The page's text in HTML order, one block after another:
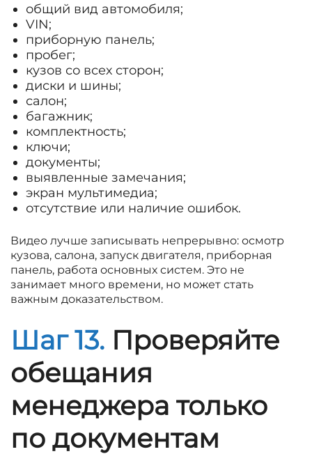
общий вид автомобиля;
VIN;
приборную панель;
пробег;
кузов со всех сторон;
диски и шины;
салон;
багажник;
комплектность;
ключи;
документы;
выявленные замечания;
экран мультимедиа;
отсутствие или наличие ошибок.
Видео лучше записывать непрерывно: осмотр
кузова, салона, запуск двигателя, приборная
панель, работа основных систем. Это не
занимает много времени, но может стать
важным доказательством.
Шаг 13. Проверяйте
обещания
менеджера только
по документам